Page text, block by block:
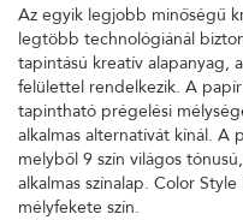
Az egyik legjobb minőségű
legtöbb technológiánál
tapintású kreatív alapanyag,
felülettel rendelkezik. A
tapintható prégelési
alkalmas alternatívát kínál. A
melyből 9 szín világos
alkalmas színalap. Color
mélyfekete szín.